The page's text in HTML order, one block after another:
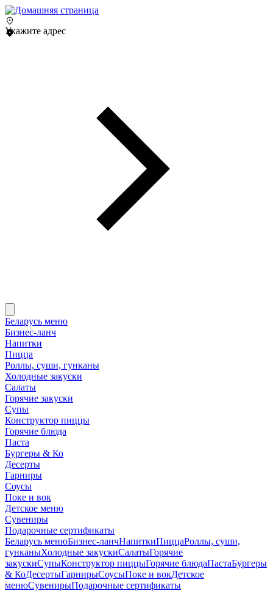
Укажите адрес
Беларусь меню
Бизнес-ланч
Напитки
Пицца
Роллы, суши, гунканы
Холодные закуски
Салаты
Горячие закуски
Супы
Конструктор пиццы
Горячие блюда
Паста
Бургеры & Ко
Десерты
Гарниры
Соусы
Поке и вок
Детское меню
Сувениры
Подарочные сертификаты
Беларусь менюБизнес-ланчНапиткиПиццаРоллы, суши,
гунканыХолодные закускиСалатыГорячие
закускиСупыКонструктор пиццыГорячие блюдаПастаБургеры
& КоДесертыГарнирыСоусыПоке и вокДетское
менюСувенирыПодарочные сертификаты